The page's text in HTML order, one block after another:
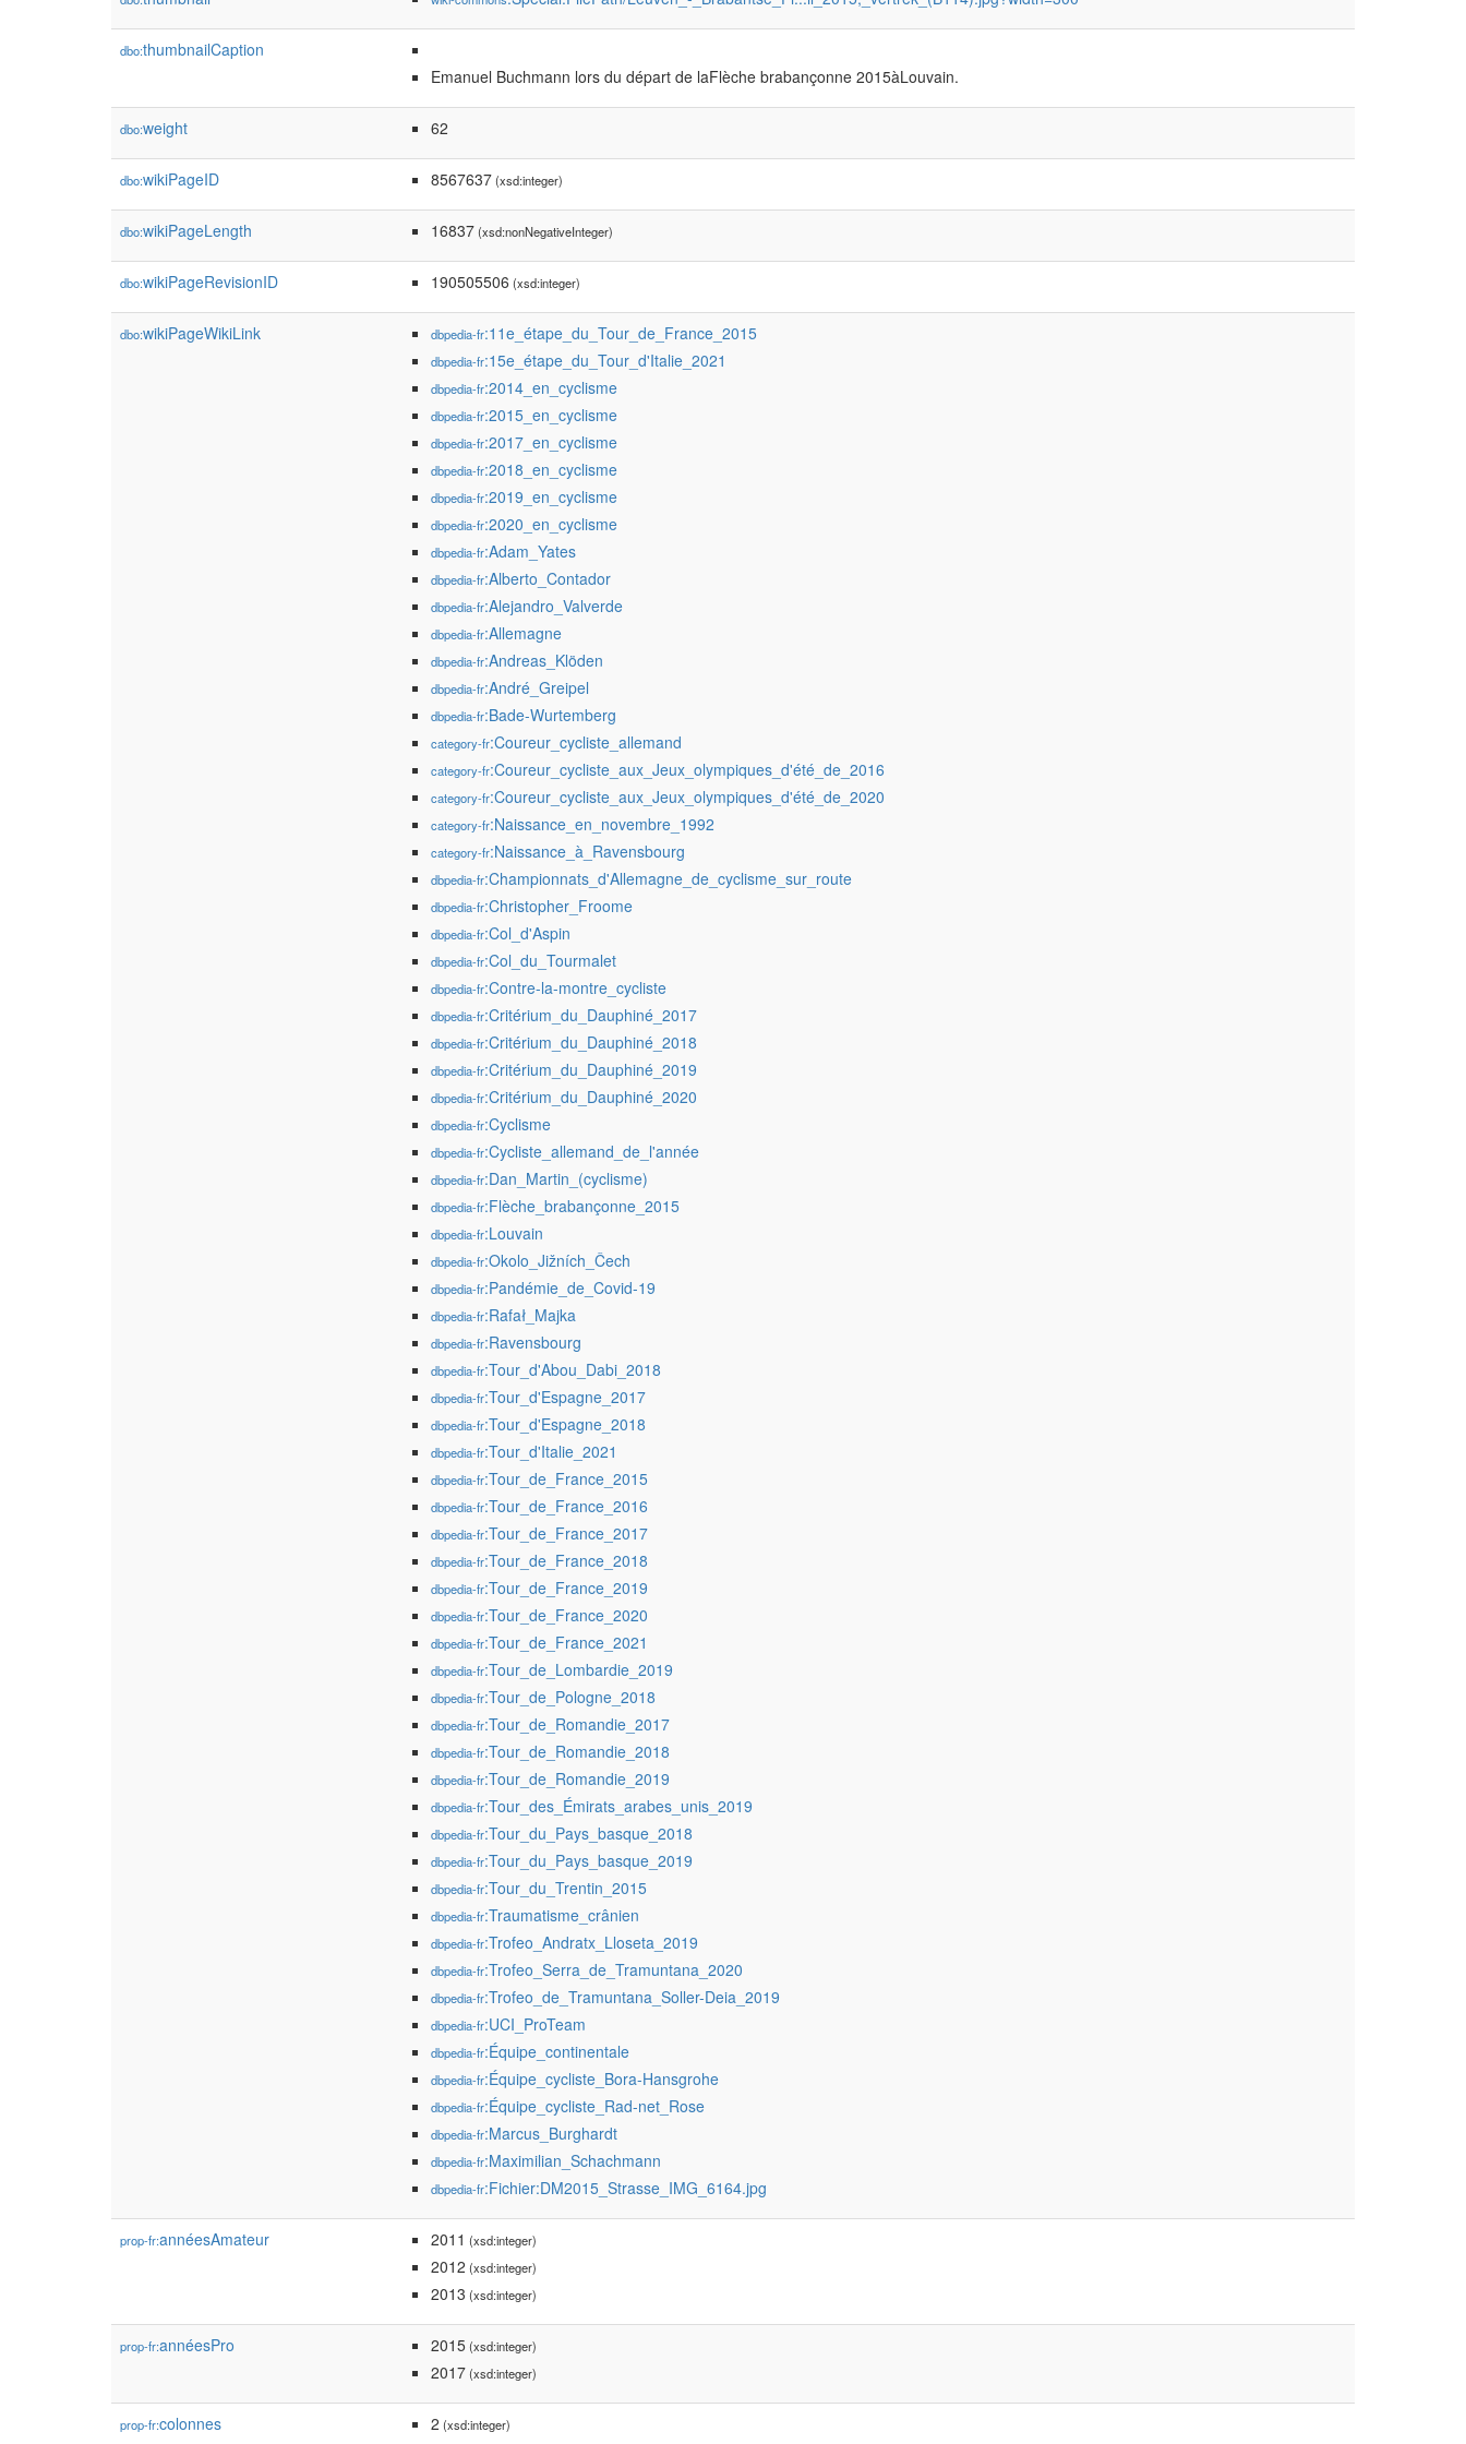
dbo:thumbnailCaption
Emanuel Buchmann lors du départ de laFlèche brabançonne 2015àLouvain.
dbo:weight 62
dbo:wikiPageID 8567637(xsd:integer)
dbo:wikiPageLength 16837(xsd:nonNegativeInteger)
dbo:wikiPageRevisionID 190505506 (xsd:integer)
dbo:wikiPageWikiLink dbpedia-fr:11e_étape_du_Tour_de_France_2015
dbpedia-fr:15e_étape_du_Tour_d'Italie_2021
dbpedia-fr:2014_en_cyclisme
dbpedia-fr:2015_en_cyclisme
dbpedia-fr:2017_en_cyclisme
dbpedia-fr:2018_en_cyclisme
dbpedia-fr:2019_en_cyclisme
dbpedia-fr:2020_en_cyclisme
dbpedia-fr:Adam_Yates
dbpedia-fr:Alberto_Contador
dbpedia-fr:Alejandro_Valverde
dbpedia-fr:Allemagne
dbpedia-fr:Andreas_Klöden
dbpedia-fr:André_Greipel
dbpedia-fr:Bade-Wurtemberg
category-fr:Coureur_cycliste_allemand
category-fr:Coureur_cycliste_aux_Jeux_olympiques_d'été_de_2016
category-fr:Coureur_cycliste_aux_Jeux_olympiques_d'été_de_2020
category-fr:Naissance_en_novembre_1992
category-fr:Naissance_à_Ravensbourg
dbpedia-fr:Championnats_d'Allemagne_de_cyclisme_sur_route
dbpedia-fr:Christopher_Froome
dbpedia-fr:Col_d'Aspin
dbpedia-fr:Col_du_Tourmalet
dbpedia-fr:Contre-la-montre_cycliste
dbpedia-fr:Critérium_du_Dauphiné_2017
dbpedia-fr:Critérium_du_Dauphiné_2018
dbpedia-fr:Critérium_du_Dauphiné_2019
dbpedia-fr:Critérium_du_Dauphiné_2020
dbpedia-fr:Cyclisme
dbpedia-fr:Cycliste_allemand_de_l'année
dbpedia-fr:Dan_Martin_(cyclisme)
dbpedia-fr:Flèche_brabançonne_2015
dbpedia-fr:Louvain
dbpedia-fr:Okolo_Jižních_Čech
dbpedia-fr:Pandémie_de_Covid-19
dbpedia-fr:Rafał_Majka
dbpedia-fr:Ravensbourg
dbpedia-fr:Tour_d'Abou_Dabi_2018
dbpedia-fr:Tour_d'Espagne_2017
dbpedia-fr:Tour_d'Espagne_2018
dbpedia-fr:Tour_d'Italie_2021
dbpedia-fr:Tour_de_France_2015
dbpedia-fr:Tour_de_France_2016
dbpedia-fr:Tour_de_France_2017
dbpedia-fr:Tour_de_France_2018
dbpedia-fr:Tour_de_France_2019
dbpedia-fr:Tour_de_France_2020
dbpedia-fr:Tour_de_France_2021
dbpedia-fr:Tour_de_Lombardie_2019
dbpedia-fr:Tour_de_Pologne_2018
dbpedia-fr:Tour_de_Romandie_2017
dbpedia-fr:Tour_de_Romandie_2018
dbpedia-fr:Tour_de_Romandie_2019
dbpedia-fr:Tour_des_Émirats_arabes_unis_2019
dbpedia-fr:Tour_du_Pays_basque_2018
dbpedia-fr:Tour_du_Pays_basque_2019
dbpedia-fr:Tour_du_Trentin_2015
dbpedia-fr:Traumatisme_crânien
dbpedia-fr:Trofeo_Andratx_Lloseta_2019
dbpedia-fr:Trofeo_Serra_de_Tramuntana_2020
dbpedia-fr:Trofeo_de_Tramuntana_Soller-Deia_2019
dbpedia-fr:UCI_ProTeam
dbpedia-fr:Équipe_continentale
dbpedia-fr:Équipe_cycliste_Bora-Hansgrohe
dbpedia-fr:Équipe_cycliste_Rad-net_Rose
dbpedia-fr:Marcus_Burghardt
dbpedia-fr:Maximilian_Schachmann
dbpedia-fr:Fichier:DM2015_Strasse_IMG_6164.jpg
prop-fr:annéesAmateur 2011 (xsd:integer)
2012 (xsd:integer)
2013 (xsd:integer)
prop-fr:annéesPro 2015(xsd:integer)
2017(xsd:integer)
prop-fr:colonnes 2 (xsd:integer)